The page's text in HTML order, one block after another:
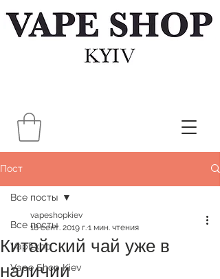
Пост
Все посты
VapExpo
Vape Shop Kiev
Все посты
Китайский чай уже в
наличии
vapeshopkiev
18 сент. 2019 г. 1 мин. чтения